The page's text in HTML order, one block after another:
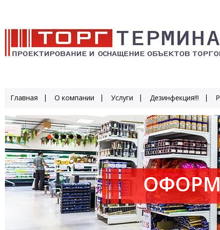
Главная О компании Услуги Дезинфекция!!!